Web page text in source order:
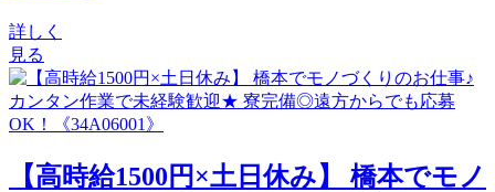
詳しく
見る
【高時給1500円×土日休み】 橋本でモノ